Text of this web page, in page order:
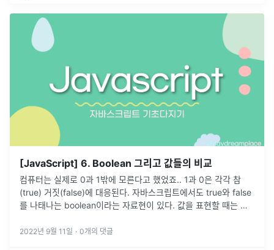
[JavaScript] 6. Boolean 그리고 값들의 비교
컴퓨터는 실제로 0과 1밖에 모른다고 했었죠.. 1과 0은 각각 참
(true) 거짓(false)에 대응된다. 자바스크립트에서도 true와 false
를 나태나는 boolean이라는 자료현이 있다. 값을 표현할 때는 따
2022년 9월 11일 · 0개의 댓글